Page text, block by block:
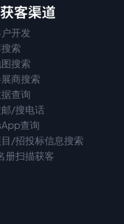
客渠道
开发
索
搜索
商搜索
查询
/搜电话
查询
/招投标信息搜索
册扫描获客